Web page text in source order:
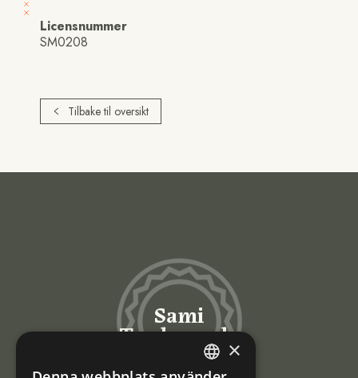
Licensnummer
SM0208
Tilbake til oversikt
Sami
Trademarks
×